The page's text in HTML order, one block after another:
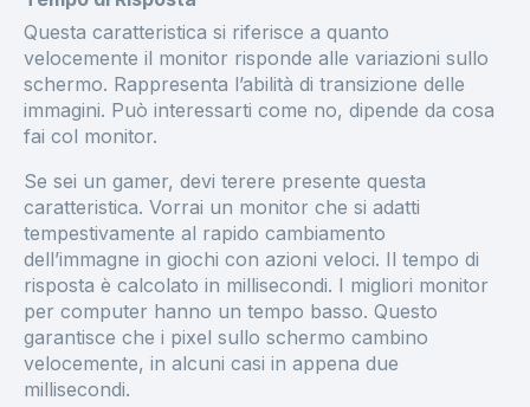
Questa caratteristica si riferisce a quanto
velocemente il monitor risponde alle variazioni sullo
schermo. Rappresenta l’abilità di transizione delle
immagini. Può interessarti come no, dipende da cosa
fai col monitor.
Se sei un gamer, devi terere presente questa
caratteristica. Vorrai un monitor che si adatti
tempestivamente al rapido cambiamento
dell’immagne in giochi con azioni veloci. Il tempo di
risposta è calcolato in millisecondi. I migliori monitor
per computer hanno un tempo basso. Questo
garantisce che i pixel sullo schermo cambino
velocemente, in alcuni casi in appena due
millisecondi.